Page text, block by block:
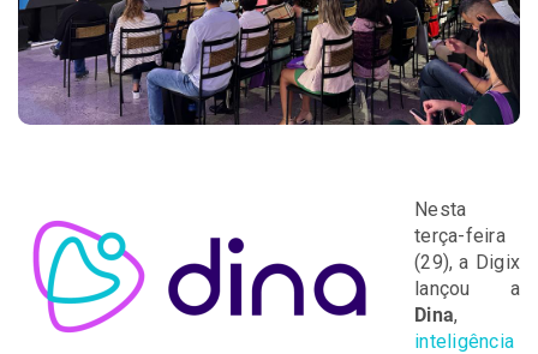
Nesta
terça-feira
(29), a Digix
lançou a
Dina,
inteligência